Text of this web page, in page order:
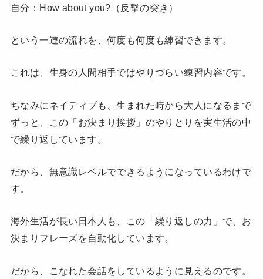
自分：How about you?（反撃の突き）
という一連の流れを、何度も何度も練習できます。
これは、生身の人間相手ではやりづらい練習内容です。
ちなみにネイティブも、生まれた時から大人になるまで
ずっと、この「お決まり挨拶」のやりとりを実生活の中
で繰り返しています。
だから、無意識レベルでできるようになっているわけで
す。
海外生活が長い日本人も、この「繰り返しの力」で、お
決まりフレーズを自動化しています。
だから、こなれた会話をしているように見えるのです。